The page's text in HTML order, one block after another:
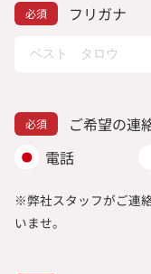
フリガナ
ご希望の連
電話
※弊社スタッフがご連
いませ。